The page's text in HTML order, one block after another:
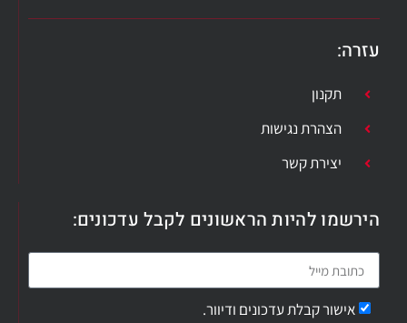
עזרה​:
תקנון
הצהרת נגישות
יצירת קשר
הירשמו להיות הראשונים לקבל עדכונים:
אישור קבלת עדכונים ודיוור.